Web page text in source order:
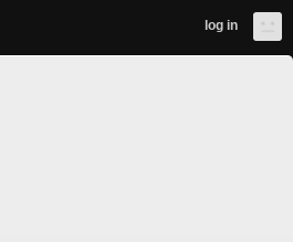
log in